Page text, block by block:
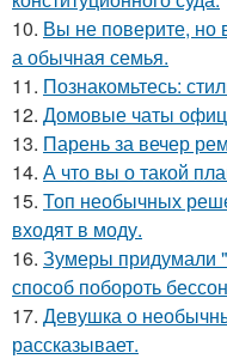
10. Вы не поверите, но
а обычная семья.
11. Познакомьтесь:
12. Домовые чаты
13. Парень за вечер
14. А что вы о такой
15. Топ необычных
входят в моду.
16. Зумеры придумали
способ побороть
17. Девушка о
рассказывает.